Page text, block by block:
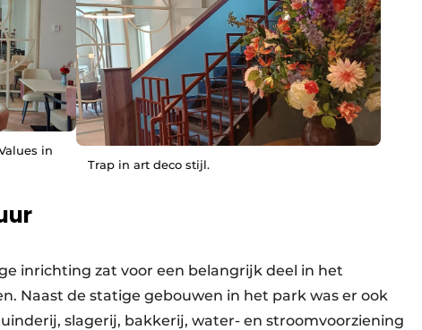
in
Trap in art deco stijl.
inrichting zat voor een belangrijk deel in het
Naast de statige gebouwen in het park was er ook
slagerij, bakkerij, water- en stroomvoorziening